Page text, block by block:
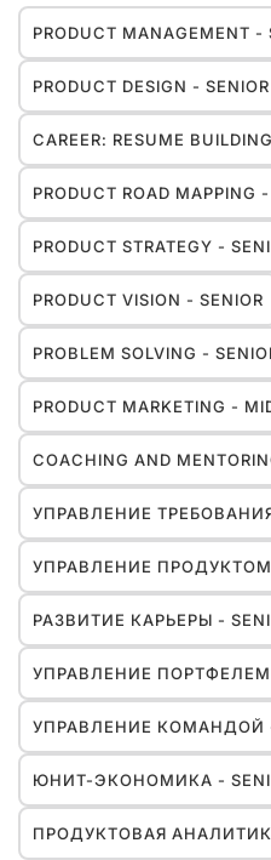
PRODUCT MANAGEMENT -
PRODUCT DESIGN - SENIOR
CAREER: RESUME
PRODUCT ROAD MAPPING
PRODUCT STRATEGY -
PRODUCT VISION - SENIOR
PROBLEM SOLVING -
PRODUCT MARKETING -
COACHING AND
УПРАВЛЕНИЕ
УПРАВЛЕНИЕ ПРОДУКТОМ
РАЗВИТИЕ КАРЬЕРЫ -
УПРАВЛЕНИЕ ПОРТФЕЛЕМ
УПРАВЛЕНИЕ КОМАНДОЙ -
ЮНИТ-ЭКОНОМИКА -
ПРОДУКТОВАЯ